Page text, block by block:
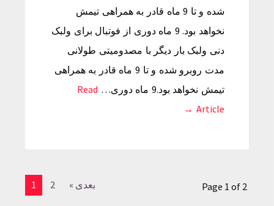
شده و تا 9 ماه قادر به همراهی تیمش
نخواهد بود. 9 ماه دوری از فوتبال برای ولبک
دنی ولبک بار دیگر با مصدومیتی طولانی
مدت روبرو شده و تا 9 ماه قادر به همراهی
تیمش نخواهد بود.9 ماه دوری…
Read
Article →
1 2 بعدی » Page 1 of 2